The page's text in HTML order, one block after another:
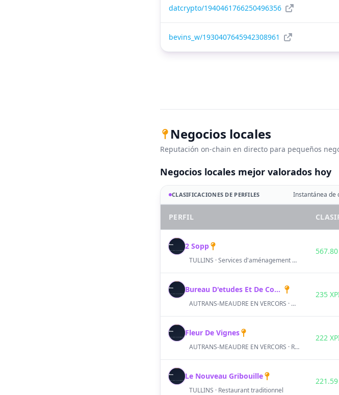
datcrypto/1940461766250496356
bevins_w/1930407645942308961
Negocios locales
Reputación on-chain en directo para pequeños
Negocios locales mejor valorados hoy
CLASIFICACIONES DE PERFILES Instantánea de
PERFIL
2 Sopp
TULLINS · Services d'aménagement paysager
Bureau D'etudes Et De Conseils Mosellan
AUTRANS-MEAUDRE EN VERCORS · Bar / café / débit de boissons
235
Fleur De Vignes
AUTRANS-MEAUDRE EN VERCORS · Restaurant traditionnel
222
Le Nouveau Gribouille
TULLINS · Restaurant traditionnel